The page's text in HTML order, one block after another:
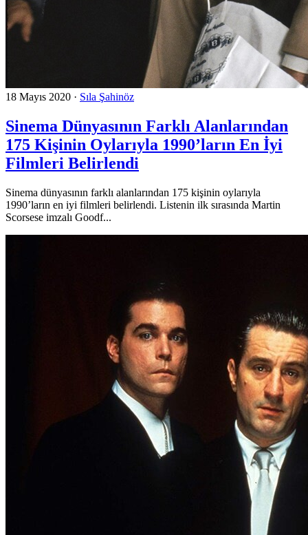
18 Mayıs 2020 · Sıla Şahinöz
Sinema Dünyasının Farklı Alanlarından
175 Kişinin Oylarıyla 1990’ların En İyi
Filmleri Belirlendi
Sinema dünyasının farklı alanlarından 175 kişinin oylarıyla
1990’ların en iyi filmleri belirlendi. Listenin ilk sırasında Martin
Scorsese imzalı Goodf...